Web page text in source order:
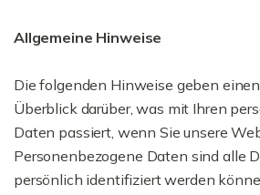
Allgemeine Hinweise
Die folgenden Hinweise geben
Überblick darüber, was mit Ihren
Daten passiert, wenn Sie unsere
Personenbezogene Daten sind alle
persönlich identifiziert werden